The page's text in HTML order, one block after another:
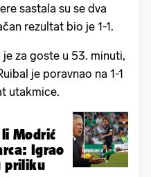
sastala su se dva
rezultat bio je 1-1.
za goste u 53. minuti,
je poravnao na 1-1
utakmice.
Modrić
Igrao
priliku